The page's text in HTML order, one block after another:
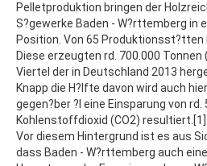
Pelletproduktion bringen der
S?gewerke Baden - W?rttemberg in
Position. Von 65 Produktionsst?tten
Diese erzeugten rd. 700.000
Viertel der in Deutschland 2013
Knapp die H?lfte davon wird auch
gegen?ber ?l eine Einsparung von rd.
Kohlenstoffdioxid (CO2) resultiert.[1]
Vor diesem Hintergrund ist es aus
dass Baden - W?rttemberg auch